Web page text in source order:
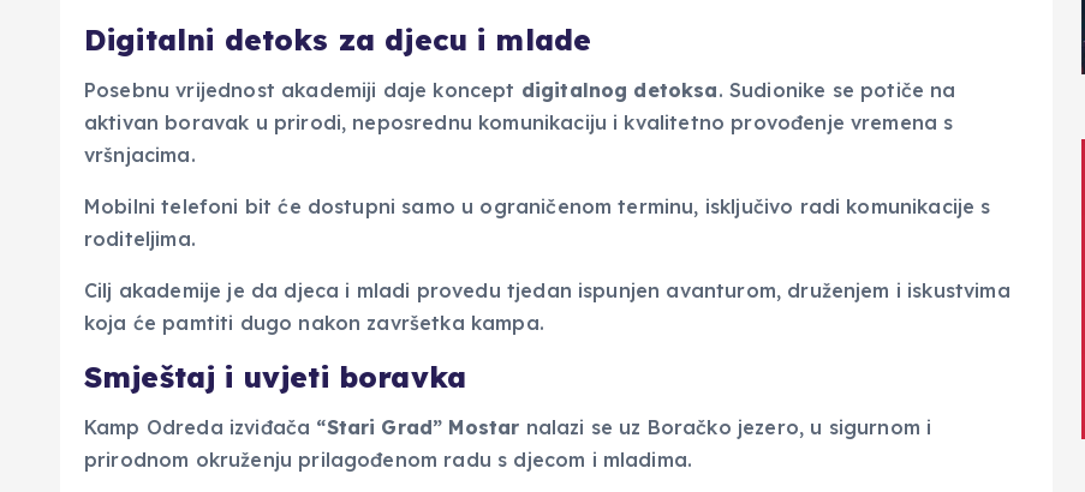
Digitalni detoks za djecu i mlade
Posebnu vrijednost akademiji daje koncept digitalnog detoksa. Sudionike se potiče na
aktivan boravak u prirodi, neposrednu komunikaciju i kvalitetno provođenje vremena s
vršnjacima.
Mobilni telefoni bit će dostupni samo u ograničenom terminu, isključivo radi komunikacije s
roditeljima.
Cilj akademije je da djeca i mladi provedu tjedan ispunjen avanturom, druženjem i iskustvima
koja će pamtiti dugo nakon završetka kampa.
Smještaj i uvjeti boravka
Kamp Odreda izviđača “Stari Grad” Mostar nalazi se uz Boračko jezero, u sigurnom i
prirodnom okruženju prilagođenom radu s djecom i mladima.